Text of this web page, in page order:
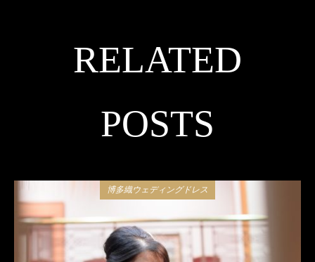
RELATED
POSTS
博多織ウェディングドレス